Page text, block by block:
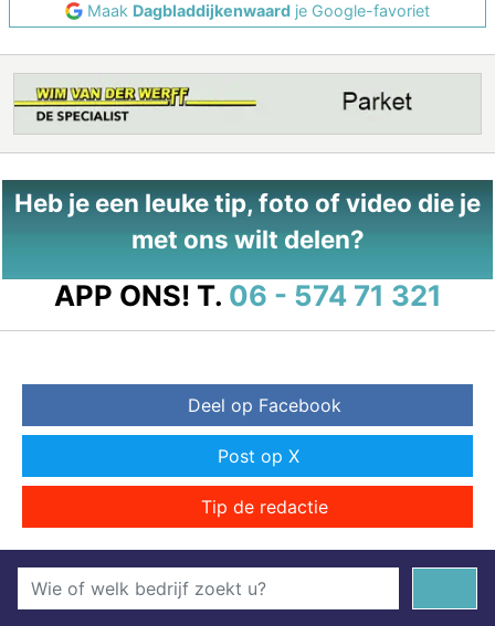
Maak Dagbladdijkenwaard je Google-favoriet
Heb je een leuke tip, foto of video die je
met ons wilt delen?
APP ONS! T. 06 - 574 71 321
Deel op Facebook
Post op X
Tip de redactie